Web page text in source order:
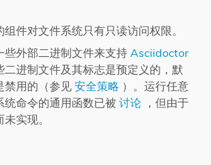
组件对文件系统只有只读访问权限。
些外部二进制文件来支持 Asciidoctor
二进制文件及其标志是预定义的，默
禁用的（参见 安全策略 ）。运行任意
统命令的通用函数已被 讨论 ，但由于
实现。